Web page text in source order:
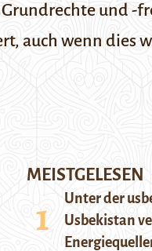
und -
auch wenn dies
MEISTGELESEN
Unter der
Usbekistan